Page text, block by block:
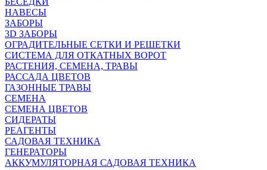
НАВЕСЫ
ЗАБОРЫ
3D ЗАБОРЫ
ОГРАДИТЕЛЬНЫЕ СЕТКИ И РЕШЕТКИ
СИСТЕМА ДЛЯ ОТКАТНЫХ ВОРОТ
РАСТЕНИЯ, СЕМЕНА, ТРАВЫ
РАССАДА ЦВЕТОВ
ГАЗОННЫЕ ТРАВЫ
СЕМЕНА
СЕМЕНА ЦВЕТОВ
СИДЕРАТЫ
РЕАГЕНТЫ
САДОВАЯ ТЕХНИКА
ГЕНЕРАТОРЫ
АККУМУЛЯТОРНАЯ САДОВАЯ ТЕХНИКА